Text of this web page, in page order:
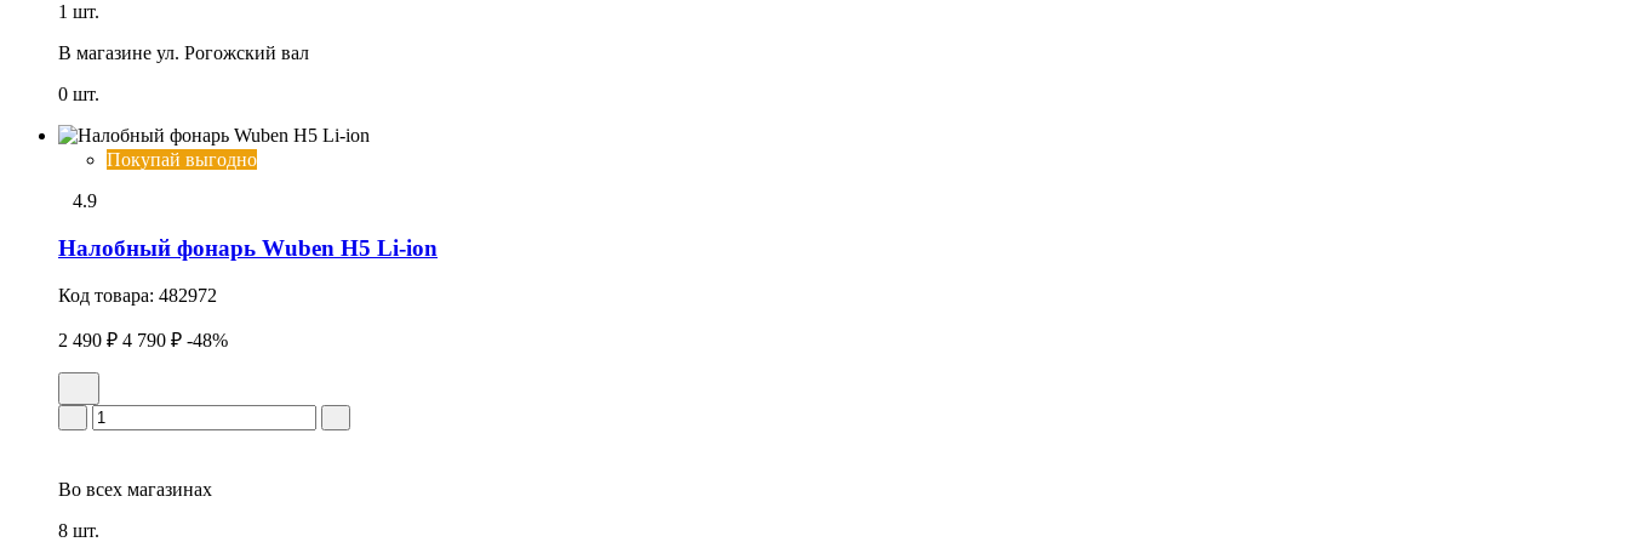
1 шт.
В магазине ул. Рогожский вал
0 шт.
Покупай выгодно
4.9
Налобный фонарь Wuben H5 Li-ion
Код товара: 482972
2 490 ₽ 4 790 ₽ -48%
Во всех магазинах
8 шт.